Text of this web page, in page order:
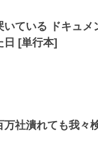
いている ドキュメ
日 [単行本]
万社潰れても我々